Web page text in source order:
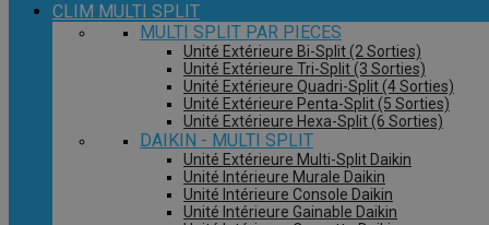
CLIM MULTI SPLIT
MULTI SPLIT PAR PIECES
Unité Extérieure Bi-Split (2 Sorties)
Unité Extérieure Tri-Split (3 Sorties)
Unité Extérieure Quadri-Split (4 Sorties)
Unité Extérieure Penta-Split (5 Sorties)
Unité Extérieure Hexa-Split (6 Sorties)
DAIKIN - MULTI SPLIT
Unité Extérieure Multi-Split Daikin
Unité Intérieure Murale Daikin
Unité Intérieure Console Daikin
Unité Intérieure Gainable Daikin